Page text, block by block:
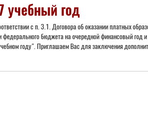
учебный год
с п. 3.1. Договора об оказании платных
бюджета на очередной финансовый
году". Приглашаем Вас для заключения